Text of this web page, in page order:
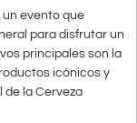
un evento que
para disfrutar un
principales son la
icónicos y
de la Cerveza